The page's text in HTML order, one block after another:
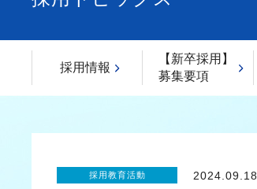
採用情報
【新卒採用】
募集要項
採用教育活動 2024.09.18